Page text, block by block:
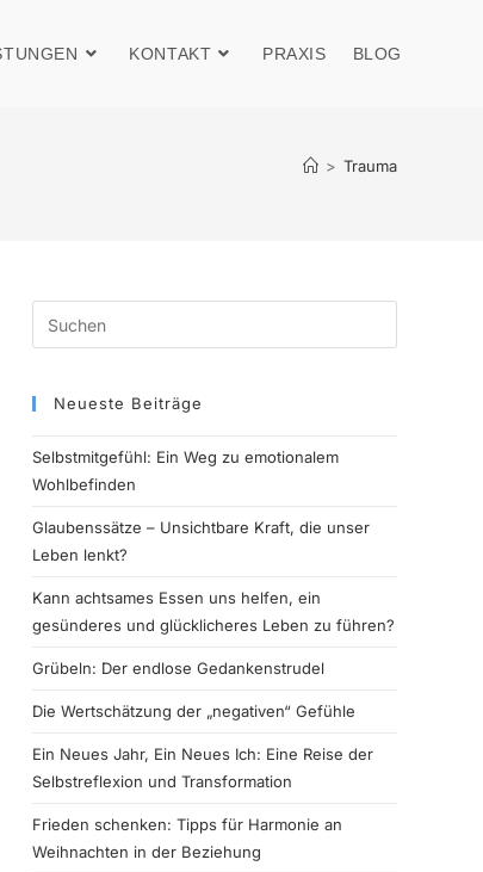
KONTAKT PRAXIS BLOG
> Trauma
Neueste Beiträge
Selbstmitgefühl: Ein Weg zu emotionalem
Wohlbefinden
Glaubenssätze – Unsichtbare Kraft, die unser
Leben lenkt?
Kann achtsames Essen uns helfen, ein
gesünderes und glücklicheres Leben zu führen?
Grübeln: Der endlose Gedankenstrudel
Die Wertschätzung der „negativen“ Gefühle
Ein Neues Jahr, Ein Neues Ich: Eine Reise der
Selbstreflexion und Transformation
Frieden schenken: Tipps für Harmonie an
Weihnachten in der Beziehung